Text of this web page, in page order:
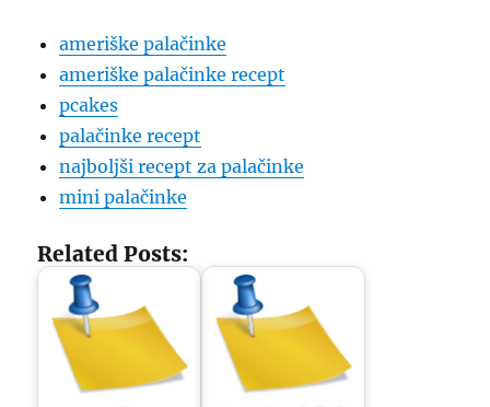
ameriške palačinke
ameriške palačinke recept
pcakes
palačinke recept
najboljši recept za palačinke
mini palačinke
Related Posts: